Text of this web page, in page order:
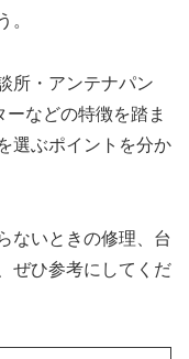
。
所・アンテナパン
などの特徴を踏ま
選ぶポイントを分か
ないときの修理、台
ぜひ参考にしてくだ